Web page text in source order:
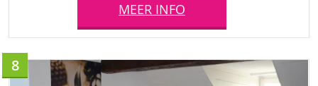
MEER INFO
8